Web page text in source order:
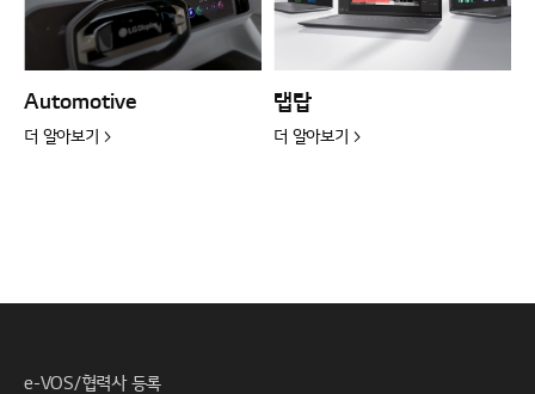
Automotive
더 알아보기 >
랩탑
더 알아보기 >
e-VOS/협력사 등록